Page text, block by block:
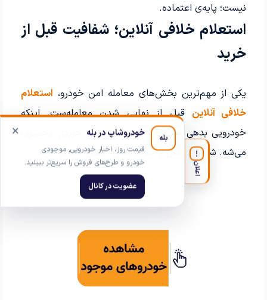
نیست؛ پایه‌ی اعتماده.
استعلام خلافی آنلاین؛ شفافیت قبل از
خرید
یکی از مهم‌ترین بخش‌های معامله امن خودرو، استعلام
خلافی آنلاین قبل از نهایی شدن معامله‌ست. اینکه
خودرویی بدهی پنهان نداشته باشه، حق خریدار محسوب
می‌شه. شفافیت قبل از خرید یعنی آرامش بعد از خرید.